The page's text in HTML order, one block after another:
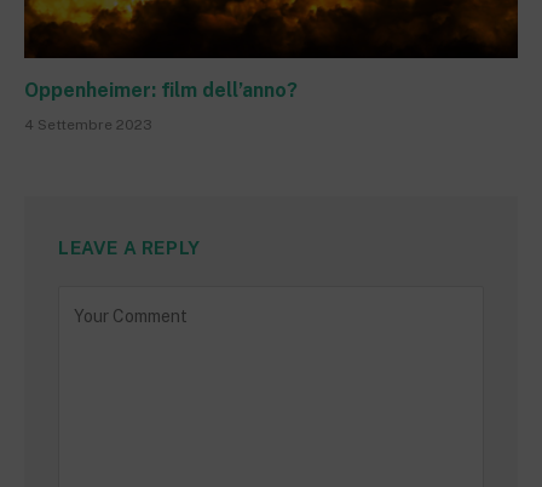
Oppenheimer: film dell’anno?
4 Settembre 2023
LEAVE A REPLY